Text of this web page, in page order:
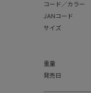
コード／カラー
JANコード
サイズ
重量
発売日